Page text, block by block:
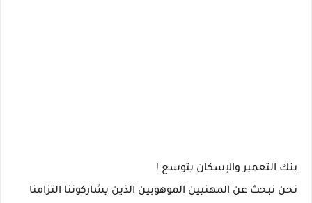
بنك التعمير والإسكان يتوسع !
نحن نبحث عن المهنيين الموهوبين الذين يشاركوننا التزامنا